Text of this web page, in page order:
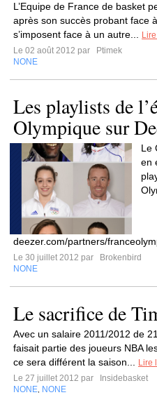
L’Equipe de France de basket
après son succès probant face
s’imposent face à un autre...
Le 02 août 2012 par
Ptimek
NONE
Les playlists de
Olympique sur
Le
en
deezer.com/partners/
Le 30 juillet 2012 par
Brokenbird
NONE
Le sacrifice de
Avec un salaire 2011/2012 de
faisait partie des joueurs NBA
ce sera différent la saison...
Lire
Le 27 juillet 2012 par
Insidebasket
NONE NONE